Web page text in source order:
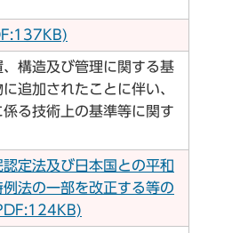
構造及び管理に関する基
追加されたことに伴い、
る技術上の基準等に関す
定法及び日本国との平和
法の一部を改正する等の